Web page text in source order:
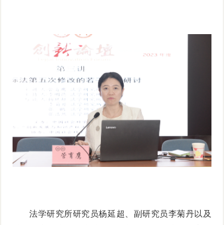
法学研究所研究员杨延超、副研究员李菊丹以及